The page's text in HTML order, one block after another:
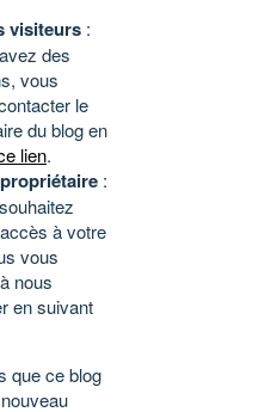
visiteurs :
des
vous
le
du blog en
lien.
:
à votre
vous
nous
en suivant
que ce blog